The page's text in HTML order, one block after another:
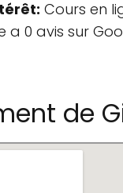
Cours en
0 avis sur
de